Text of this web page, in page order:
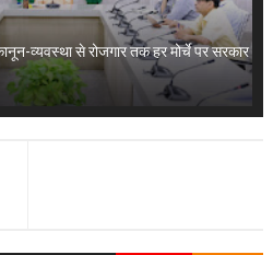
व्यवस्था से रोजगार तक हर मोर्चे पर सरकार